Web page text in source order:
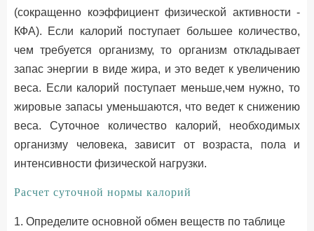
(сокращенно коэффициент физической активности -
КФА). Если калорий поступает большее количество,
чем требуется организму, то организм откладывает
запас энергии в виде жира, и это ведет к увеличению
веса. Если калорий поступает меньше,чем нужно, то
жировые запасы уменьшаются, что ведет к снижению
веса. Суточное количество калорий, необходимых
организму человека, зависит от возраста, пола и
интенсивности физической нагрузки.
Расчет суточной нормы калорий
1. Определите основной обмен веществ по таблице